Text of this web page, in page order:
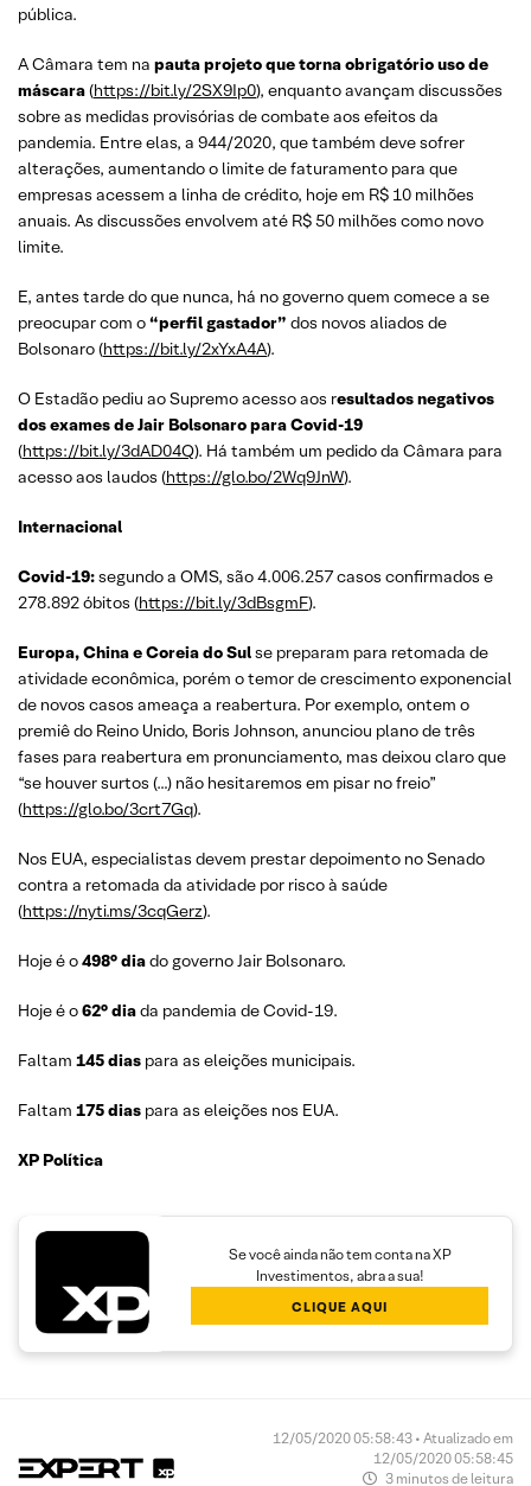
pública.
A Câmara tem na pauta projeto que torna obrigatório uso de
máscara(https://bit.ly/2SX9Ip0), enquanto avançam discussões
sobre as medidas provisórias de combate aos efeitos da
pandemia. Entre elas, a 944/2020, que também deve sofrer
alterações, aumentando o limite de faturamento para que
empresas acessem a linha de crédito, hoje em R$ 10 milhões
anuais. As discussões envolvem até R$ 50 milhões como novo
limite.
E, antes tarde do que nunca, há no governo quem comece a se
preocupar com o“perfil gastador” dos novos aliados de
Bolsonaro (https://bit.ly/2xYxA4A).
O Estadão pediu ao Supremo acesso aos resultados negativos
dos exames de Jair Bolsonaro para Covid-19
(https://bit.ly/3dAD04Q). Há também um pedido da Câmara para
acesso aos laudos (https://glo.bo/2Wq9JnW).
Internacional
Covid-19:segundo a OMS, são 4.006.257 casos confirmados e
278.892 óbitos (https://bit.ly/3dBsgmF).
Europa, China e Coreia do Sulse preparam para retomada de
atividade econômica, porém o temor de crescimento exponencial
de novos casos ameaça a reabertura. Por exemplo, ontem o
premiê do Reino Unido, Boris Johnson, anunciou plano de três
fases para reabertura em pronunciamento, mas deixou claro que
“se houver surtos (…) não hesitaremos em pisar no freio”
(https://glo.bo/3crt7Gq).
Nos EUA, especialistas devem prestar depoimento no Senado
contra a retomada da atividade por risco à saúde
(https://nyti.ms/3cqGerz).
Hoje é o498° diado governo Jair Bolsonaro.
Hoje é o62° diada pandemia de Covid-19.
Faltam 145 dias para as eleições municipais.
Faltam 175 dias para as eleições nos EUA.
XP Política
Se você ainda não tem conta na XP
Investimentos, abra a sua!
CLIQUE AQUI
12/05/2020 05:58:43 • Atualizado em
12/05/2020 05:58:45
3 minutos de leitura